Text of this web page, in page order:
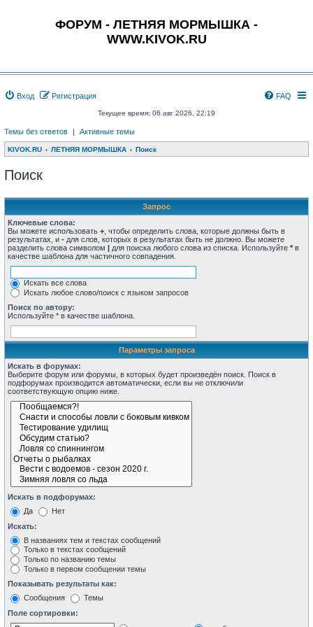
ФОРУМ - ЛЕТНЯЯ МОРМЫШКА -
WWW.KIVOK.RU
Вход Регистрация FAQ
Текущее время: 06 авг 2026, 22:19
Темы без ответов | Активные темы
KIVOK.RU ЛЕТНЯЯ МОРМЫШКА Поиск
Поиск
Запрос
Ключевые слова:
Вы можете использовать + , чтобы определить слова, которые должны быть в
результатах, и - для слов, которых в результатах быть не должно. Вы можете
разделить слова символом | для поиска любого слова из списка. Используйте * в
качестве шаблона для частичного совпадения.
Искать все слова
Искать любое слово/поиск с языком запросов
Поиск по автору:
Используйте * в качестве шаблона.
Параметры запроса
Искать в форумах:
Выберите форум или форумы, в которых будет произведён поиск. Поиск в
подфорумах производится автоматически, если вы не отключили
соответствующую опцию ниже.
Искать в подфорумах:
Да
Нет
Искать:
В названиях тем и текстах сообщений
Только в текстах сообщений
Только по названию темы
Только в первом сообщении темы
Показывать результаты как:
Сообщения
Темы
Поле сортировки: